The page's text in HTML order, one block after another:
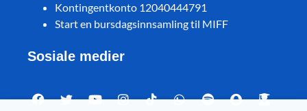
Kontingentkonto 12040444791
Start en bursdagsinnsamling til MIFF
Sosiale medier